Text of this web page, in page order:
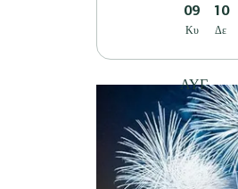
09
Κυ
ΑΥΓ
10
Δε